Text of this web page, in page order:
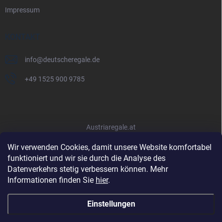
Wir verwenden Cookies, damit unsere Website komfortabel
funktioniert und wir sie durch die Analyse des
Datenverkehrs stetig verbessern können. Mehr
Informationen finden Sie hier.
Einstellungen
Impressum
KONTAKT
info@deutscheregale.de
+49 1525 900 9785
Austriaregale.at